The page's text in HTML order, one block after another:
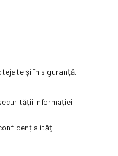
și în siguranță.
informației